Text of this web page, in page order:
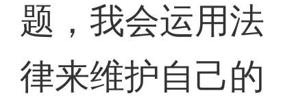
题，我会运用法
律来维护自己的